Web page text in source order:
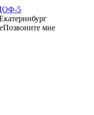
5
Позвоните мне